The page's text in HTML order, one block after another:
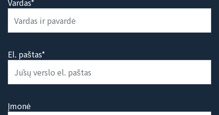
Vardas*
El. paštas*
Įmonė